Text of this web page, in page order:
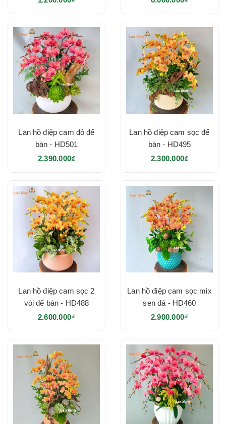
Lan hồ điệp cam đỏ để
bàn - HD501
2.390.000₫
Lan hồ điệp cam sọc để
bàn - HD495
2.300.000₫
Lan hồ điệp cam sọc 2
vòi để bàn - HD488
2.600.000₫
Lan hồ điệp cam sọc mix
sen đá - HD460
2.900.000₫